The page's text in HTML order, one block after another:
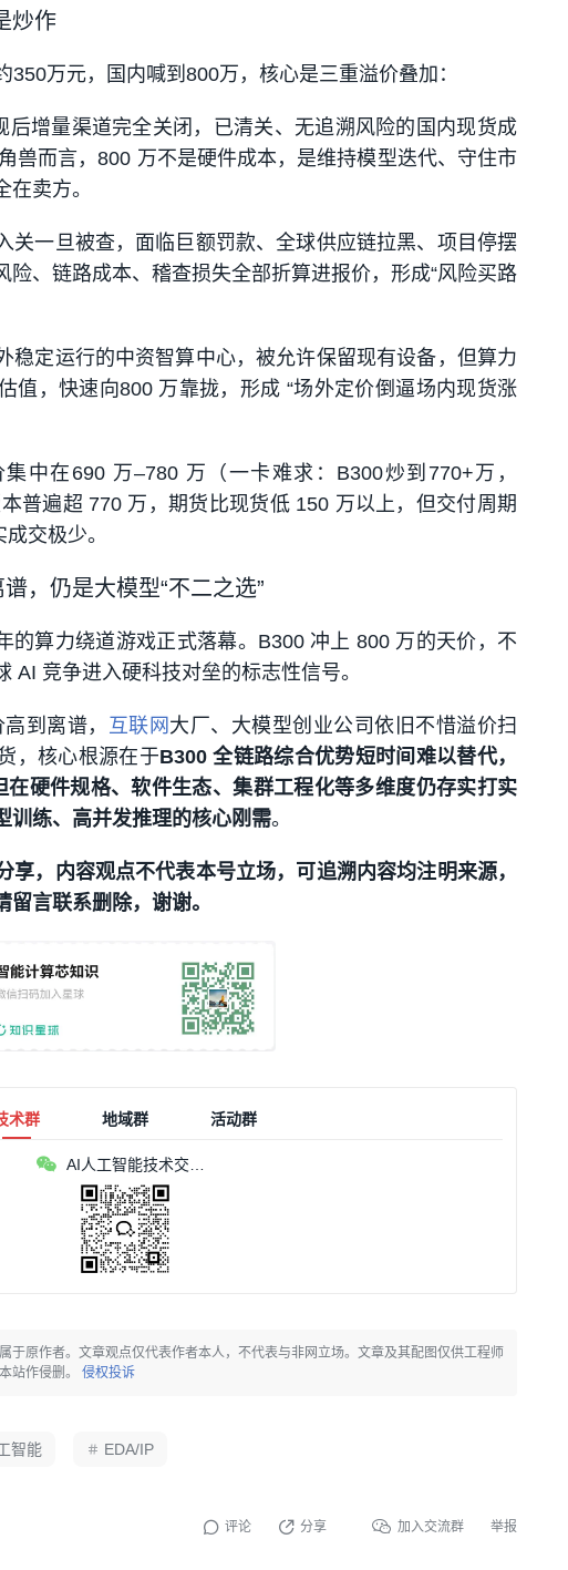
炒作
万元，国内喊到800万，核心是三重溢价叠加：
后增量渠道完全关闭，已清关、无追溯风险的国内现货成
兽而言，800 万不是硬件成本，是维持模型迭代、守住市
在卖方。
关一旦被查，面临巨额罚款、全球供应链拉黑、项目停摆
险、链路成本、稽查损失全部折算进报价，形成“风险买路
稳定运行的中资智算中心，被允许保留现有设备，但算力
值，快速向800 万靠拢，形成 “场外定价倒逼场内现货涨
中在690 万–780 万（一卡难求：B300炒到770+万，
普遍超 770 万，期货比现货低 150 万以上，但交付周期
交极少。
，仍是大模型“不二之选”
的算力绕道游戏正式落幕。B300 冲上 800 万的天价，不
AI 竞争进入硬科技对垒的标志性信号。
到离谱， 互联网 大厂、大模型创业公司依旧不惜溢价扫
，核心根源在于B300 全链路综合优势短时间难以替代，
硬件规格、软件生态、集群工程化等多维度仍存实打实
训练、高并发推理的核心刚需。
享，内容观点不代表本号立场， 可追溯内容均注明来源，
言联系删除，谢谢。
术群 地域群 活动群
于原作者。文章观点仅代表作者本人，不代表与非网立场。文章及其配图仅供工程师
站作侵删。 侵权投诉
智能 EDA/IP
评论 分享 加入交流群 举报